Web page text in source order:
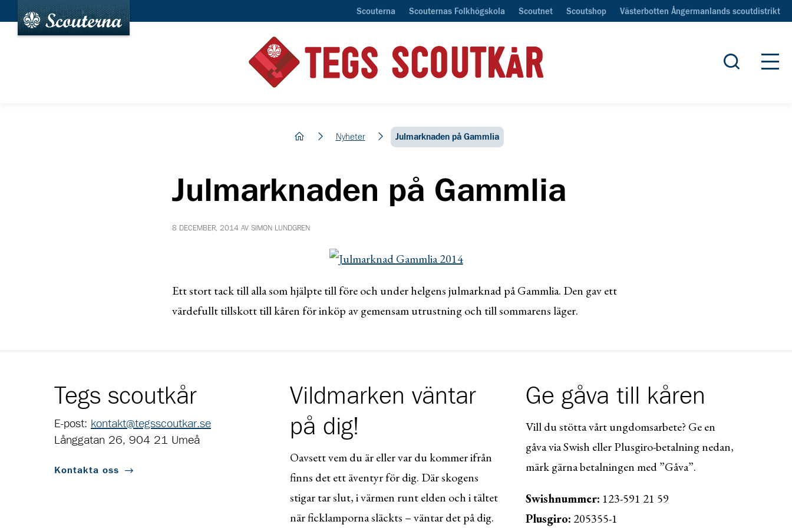
Scouterna Scouternas Folkhögskola Scoutnet Scoutshop Västerbotten Ångermanlands scoutdistrikt
Öppna
hem Nyheter Julmarknaden på Gammlia
Julmarknaden på Gammlia
8 DECEMBER, 2014 AV SIMON LUNDGREN
Ett stort tack till alla som hjälpte till före och under helgens julmarknad på Gammlia. Den gav ett
värdefullt tillskott till kåren för inköp av gemensam utrustning och till sommarens läger.
Tegs scoutkår
E-post: kontakt@tegsscoutkar.se
Långgatan 26, 904 21 Umeå
Kontakta oss
Vildmarken väntar
på dig!
Oavsett vem du är eller var du kommer ifrån
finns det ett äventyr för dig. Där skogens
stigar tar slut, i värmen runt elden och i tältet
när ficklamporna släckts – väntar det på dig.
Ge gåva till kåren
Vill du stötta vårt ungdomsarbete? Ge en
gåva via Swish eller Plusgiro-betalning nedan,
märk gärna betalningen med ”Gåva”.
Swishnummer: 123-591 21 59
Plusgiro: 205355-1